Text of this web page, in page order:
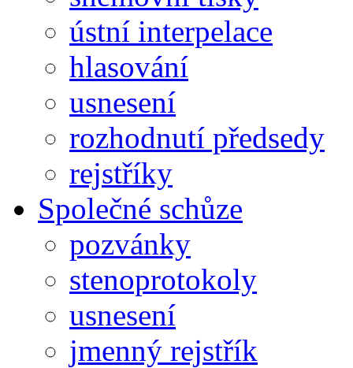
ústní interpelace
hlasování
usnesení
rozhodnutí předsedy
rejstříky
Společné schůze
pozvánky
stenoprotokoly
usnesení
jmenný rejstřík